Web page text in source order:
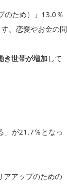
のため）」13.0％
。恋愛やお金の問
き世帯が増加 して
」が21.7％となっ
アアップのための